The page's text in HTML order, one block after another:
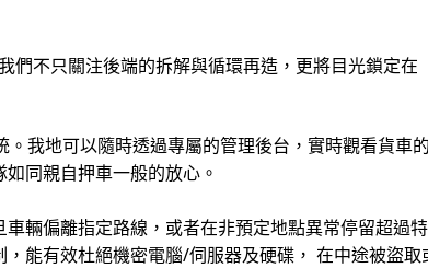
們不只關注後端的拆解與循環再造，更將目光鎖定在
。我地可以隨時透過專屬的管理後台，實時觀看貨車
同親自押車一般的放心。
輛偏離指定路線，或者在非預定地點異常停留超過
，能有效杜絕機密電腦/伺服器及硬碟， 在中途被盜取